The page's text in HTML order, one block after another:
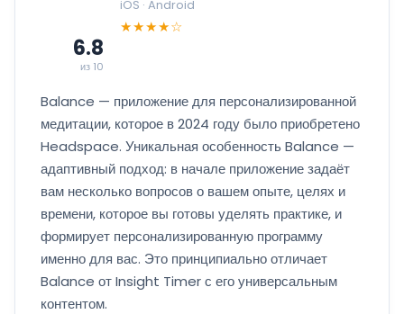
iOS · Android
★★★★☆
6.8
из 10
Balance — приложение для персонализированной
медитации, которое в 2024 году было приобретено
Headspace. Уникальная особенность Balance —
адаптивный подход: в начале приложение задаёт
вам несколько вопросов о вашем опыте, целях и
времени, которое вы готовы уделять практике, и
формирует персонализированную программу
именно для вас. Это принципиально отличает
Balance от Insight Timer с его универсальным
контентом.